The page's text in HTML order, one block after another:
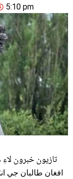
5:10 pm
تازيون خبرون
افغان طالبان جي